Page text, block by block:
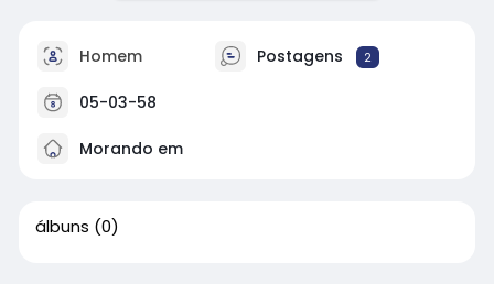
Homem Postagens 2
05-03-58
Morando em
álbuns (0)